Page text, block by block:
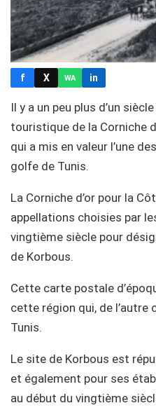
f X WA in
Il y a un peu plus d’un
touristique de la Corniche
qui a mis en valeur l’une
golfe de Tunis.
La Corniche d’or pour la
appellations choisies par
vingtième siècle pour
de Korbous.
Cette carte postale
cette région qui, de
Tunis.
Le site de Korbous est
et également pour ses
au début du vingtième